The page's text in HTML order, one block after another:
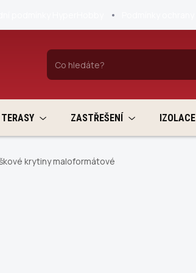
TERASY ZASTŘEŠENÍ IZOLACE
krytiny maloformátové